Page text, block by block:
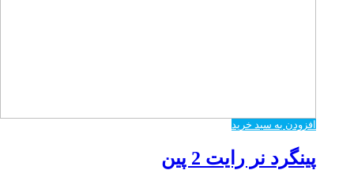
افزودن به سبد خرید
پینگرد نر رایت 2 پین